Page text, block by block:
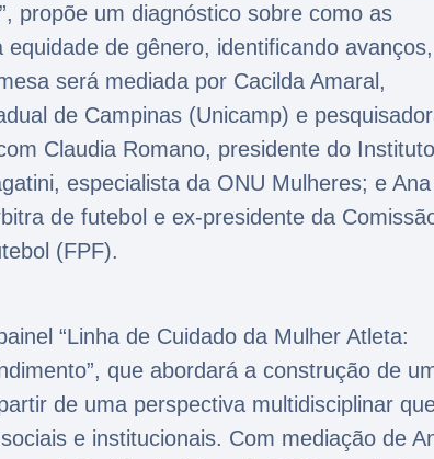
propõe um diagnóstico sobre como as
de gênero, identificando avanços,
será mediada por Cacilda Amaral,
de Campinas (Unicamp) e
Claudia Romano, presidente do Instituto
especialista da ONU Mulheres; e Ana
de futebol e ex-presidente da
(FPF).
“Linha de Cuidado da Mulher Atleta:
que abordará a construção de
de uma perspectiva multidisciplinar
e institucionais. Com mediação de